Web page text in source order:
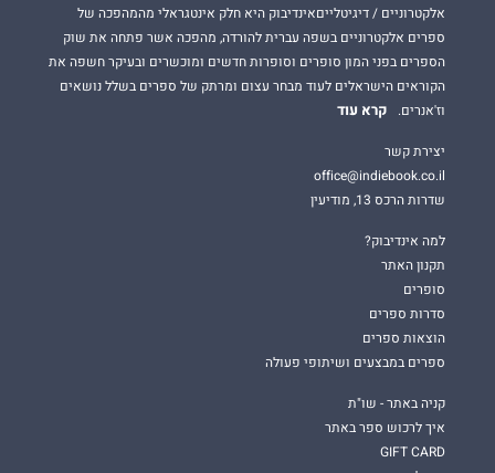
אלקטרוניים / דיגיטלייםאינדיבוק היא חלק אינטגראלי מהמהפכה של
ספרים אלקטרוניים בשפה עברית להורדה, מהפכה אשר פתחה את שוק
הספרים בפני המון סופרים וסופרות חדשים ומוכשרים ובעיקר חשפה את
הקוראים הישראלים לעוד מבחר עצום ומרתק של ספרים בשלל נושאים
וז'אנרים.
קרא עוד
יצירת קשר
office@indiebook.co.il
שדרות הרכס 13, מודיעין
למה אינדיבוק?
תקנון האתר
סופרים
סדרות ספרים
הוצאות ספרים
ספרים במבצעים ושיתופי פעולה
קניה באתר - שו"ת
איך לרכוש ספר באתר
GIFT CARD